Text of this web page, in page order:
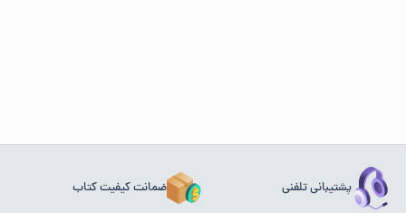
پشتیبانی تلفنی ضمانت کیفیت کتاب